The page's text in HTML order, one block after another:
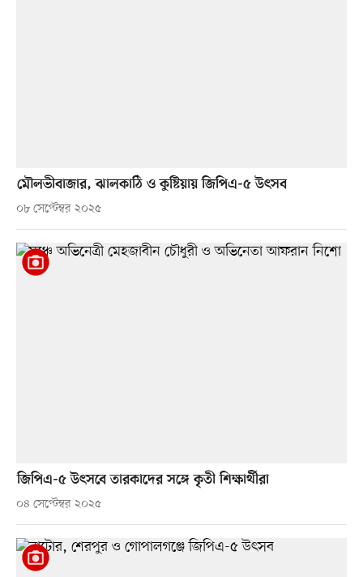
মৌলভীবাজার, ঝালকাঠি ও কুষ্টিয়ায় জিপিএ-৫ উৎসব
০৮ সেপ্টেম্বর ২০২৫
জিপিএ-৫ উৎসবে তারকাদের সঙ্গে কৃতী শিক্ষার্থীরা
০৪ সেপ্টেম্বর ২০২৫